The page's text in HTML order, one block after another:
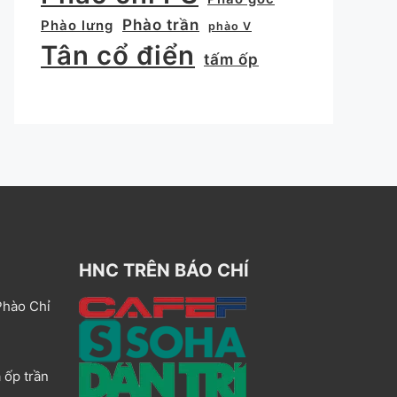
Phào lưng
Phào trần phào V
Tân cổ điển tấm ốp
Chỉ
ốp trần
HNC TRÊN BÁO CHÍ